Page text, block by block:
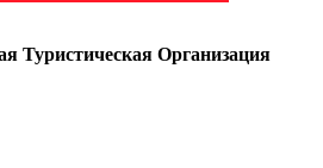
Туристическая Организация